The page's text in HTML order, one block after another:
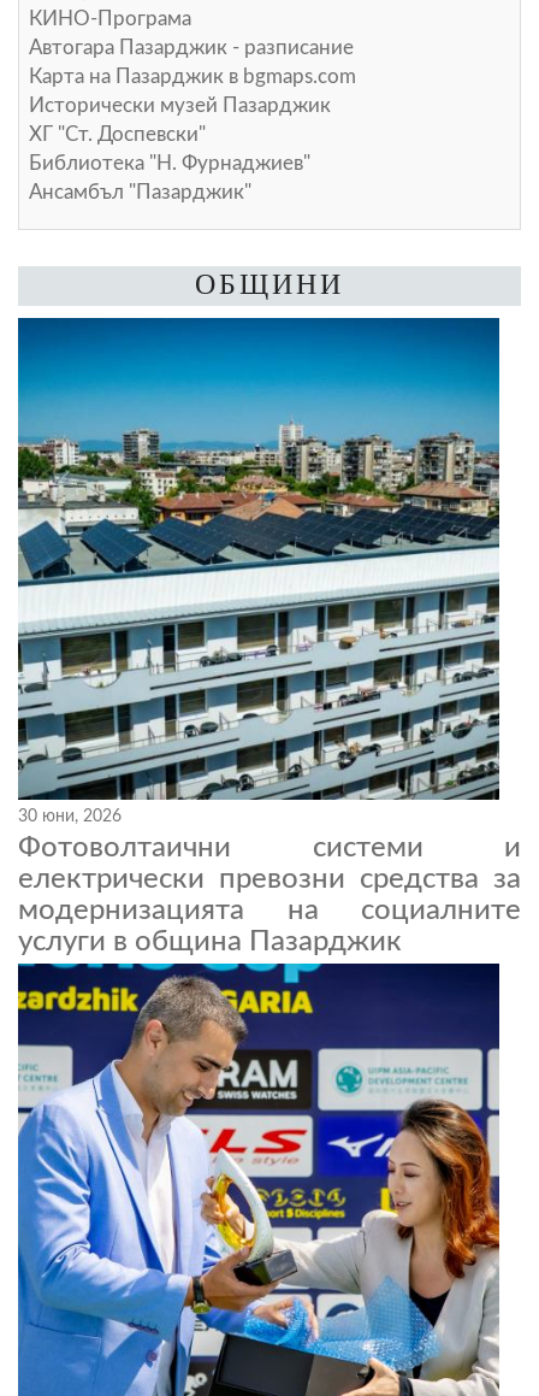
КИНО-Програма
Автогара Пазарджик - разписание
Карта на Пазарджик в bgmaps.com
Исторически музей Пазарджик
ХГ "Ст. Доспевски"
Библиотека "Н. Фурнаджиев"
Ансамбъл "Пазарджик"
ОБЩИНИ
30 юни, 2026
Фотоволтаични системи и
електрически превозни средства за
модернизацията на социалните
услуги в община Пазарджик